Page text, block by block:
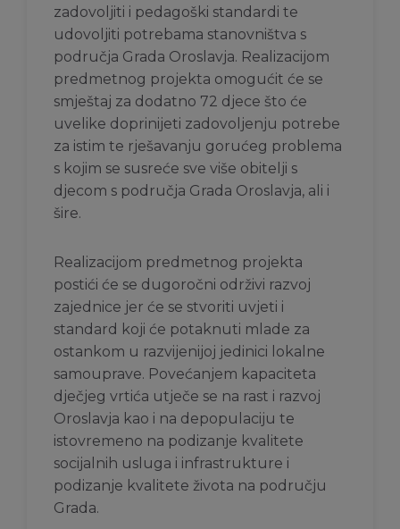
zadovoljiti i pedagoški standardi te
udovoljiti potrebama stanovništva s
područja Grada Oroslavja. Realizacijom
predmetnog projekta omogućit će se
smještaj za dodatno 72 djece što će
uvelike doprinijeti zadovoljenju potrebe
za istim te rješavanju gorućeg problema
s kojim se susreće sve više obitelji s
djecom s područja Grada Oroslavja, ali i
šire.
Realizacijom predmetnog projekta
postići će se dugoročni održivi razvoj
zajednice jer će se stvoriti uvjeti i
standard koji će potaknuti mlade za
ostankom u razvijenijoj jedinici lokalne
samouprave. Povećanjem kapaciteta
dječjeg vrtića utječe se na rast i razvoj
Oroslavja kao i na depopulaciju te
istovremeno na podizanje kvalitete
socijalnih usluga i infrastrukture i
podizanje kvalitete života na području
Grada.